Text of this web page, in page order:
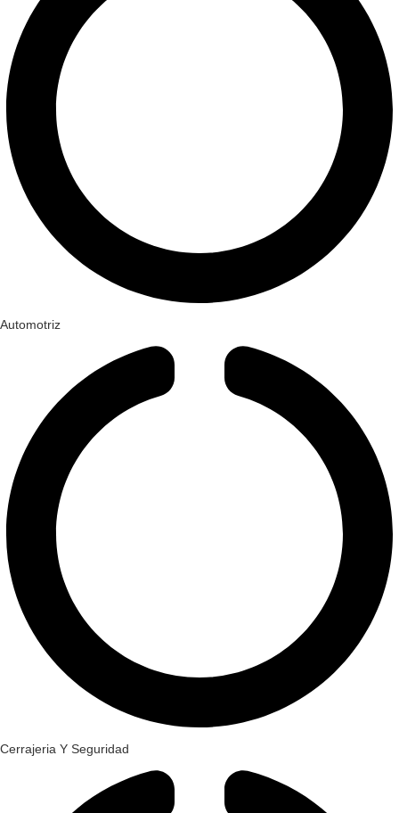
Automotriz
Cerrajeria Y Seguridad